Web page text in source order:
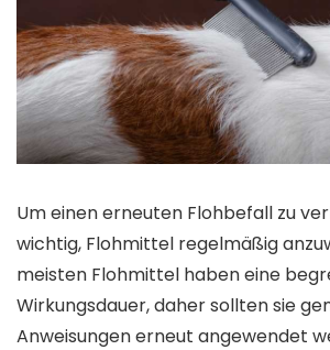
Um einen erneuten Flohbefall zu
wichtig, Flohmittel regelmäßig
meisten Flohmittel haben eine
Wirkungsdauer, daher sollten sie
Anweisungen erneut angewendet